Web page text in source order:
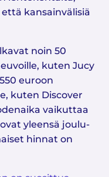
kansainvälisiä
noin 50
kuten Jucy
euroon
kuten Discover
vaikuttaa
yleensä joulu-
hinnat on